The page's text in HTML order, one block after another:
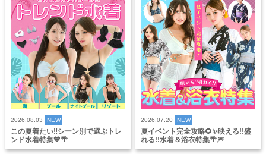
2026.08.03 NEW
この夏着たい‼️シーン別で選ぶトレ
ンド水着特集💙🌴
2026.07.20 NEW
夏イベント完全攻略🌻✨映える!!盛
れる!!水着＆浴衣特集🌴🎆